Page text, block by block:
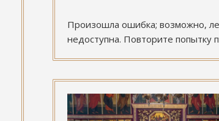
Произошла ошибка; возможно,
недоступна. Повторите попытку